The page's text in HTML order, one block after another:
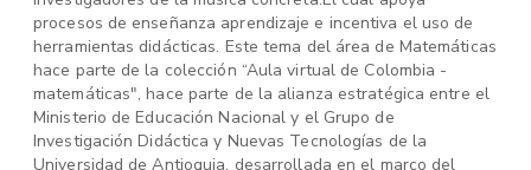
procesos de enseñanza aprendizaje e incentiva el uso de
herramientas didácticas. Este tema del área de Matemáticas
hace parte de la colección “Aula virtual de Colombia -
matemáticas", hace parte de la alianza estratégica entre el
Ministerio de Educación Nacional y el Grupo de
Investigación Didáctica y Nuevas Tecnologías de la
Universidad de Antioquia, desarrollada en el marco del